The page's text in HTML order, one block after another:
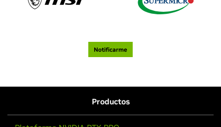
Notificarme
Productos